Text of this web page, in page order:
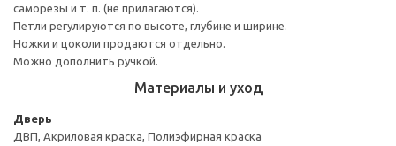
саморезы и т. п. (не прилагаются).
Петли регулируются по высоте, глубине и ширине.
Ножки и цоколи продаются отдельно.
Можно дополнить ручкой.
Материалы и уход
Дверь
ДВП, Акриловая краска, Полиэфирная краска